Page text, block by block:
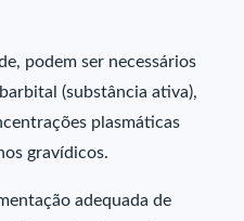
podem ser necessários
(substância ativa),
plasmáticas
gravídicos.
adequada de